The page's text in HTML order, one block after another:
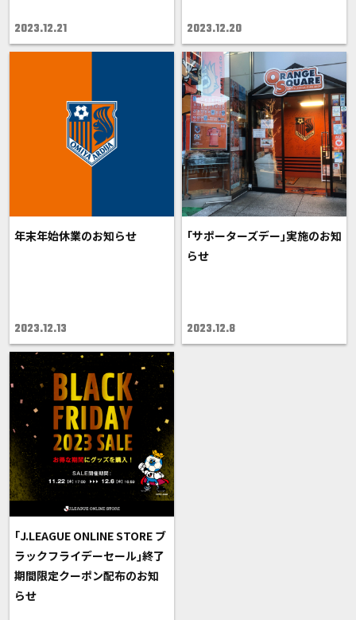
2023.12.21 2023.12.20
年末年始休業のお知らせ
2023.12.13
｢サポーターズデー｣実施のお知
らせ
2023.12.8
｢J.LEAGUE ONLINE STORE ブ
ラックフライデーセール｣終了
期間限定クーポン配布のお知
らせ